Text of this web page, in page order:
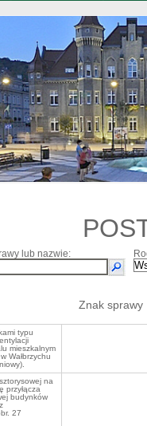
lub nazwie:
Znak sprawy
typu
mieszkalnym
Wałbrzychu
na
przyłącza
budynków
27